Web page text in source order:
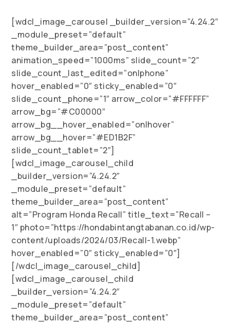
[wdcl_image_carousel _builder_version=”4.24.2″
_module_preset=”default”
theme_builder_area=”post_content”
animation_speed=”1000ms” slide_count=”2″
slide_count_last_edited=”on|phone”
hover_enabled=”0″ sticky_enabled=”0″
slide_count_phone=”1″ arrow_color=”#FFFFFF”
arrow_bg=”#C00000″
arrow_bg__hover_enabled=”on|hover”
arrow_bg__hover=”#ED1B2F”
slide_count_tablet=”2″]
[wdcl_image_carousel_child
_builder_version=”4.24.2″
_module_preset=”default”
theme_builder_area=”post_content”
alt=”Program Honda Recall” title_text=”Recall –
1″ photo=”https://hondabintangtabanan.co.id/wp-
content/uploads/2024/03/Recall-1.webp”
hover_enabled=”0″ sticky_enabled=”0″]
[/wdcl_image_carousel_child]
[wdcl_image_carousel_child
_builder_version=”4.24.2″
_module_preset=”default”
theme_builder_area=”post_content”